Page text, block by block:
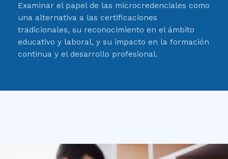
Examinar el papel de las microcredenciales como
una alternativa a las certificaciones
tradicionales, su reconocimiento en el ámbito
educativo y laboral, y su impacto en la formación
continua y el desarrollo profesional.